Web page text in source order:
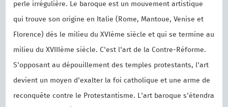
perle irrégulière. Le baroque est un mouvement artistique
qui trouve son origine en Italie (Rome, Mantoue, Venise et
Florence) dès le milieu du XVIème siècle et qui se termine au
milieu du XVIIIème siècle. C'est l'art de la Contre-Réforme.
S'opposant au dépouillement des temples protestants, l'art
devient un moyen d'exalter la foi catholique et une arme de
reconquête contre le Protestantisme. L'art baroque s'étendra